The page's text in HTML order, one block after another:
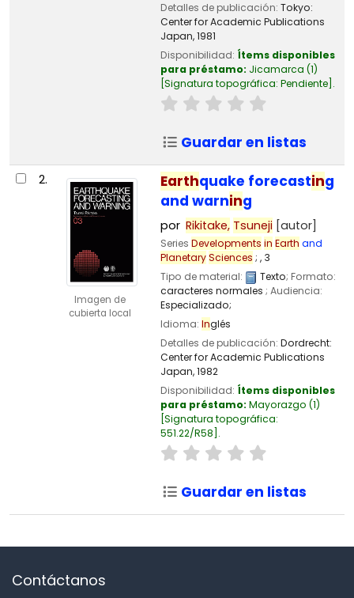
Detalles de publicación: Tokyo:
Center for Academic Publications
Japan,1981
Disponibilidad: Ítems disponibles
para préstamo: Jicamarca (1)
Signatura topográfica: Pendiente .
Guardar en listas
2.
Imagen de
cubierta local
Earthquake forecasting
and warning
por Rikitake, Tsuneji [autor]
Series Developments in Earth and
PlanetarySciences ; , 3
Tipo de material:
Texto; Formato:
caracteres normales ; Audiencia:
Especializado;
Idioma: Inglés
Detalles de publicación: Dordrecht:
Center for Academic Publications
Japan,1982
Disponibilidad: Ítems disponibles
para préstamo: Mayorazgo (1)
Signatura topográfica:
551.22/R58 .
Guardar en listas
Contáctanos